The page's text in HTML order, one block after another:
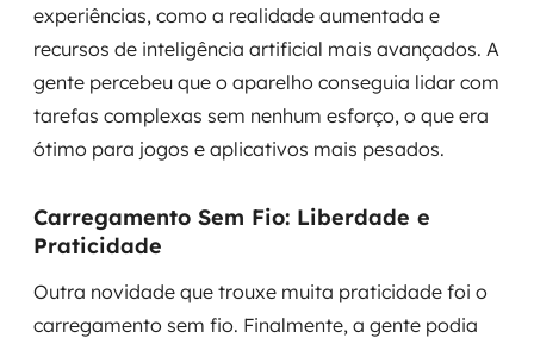
experiências, como a realidade aumentada e
recursos de inteligência artificial mais avançados. A
gente percebeu que o aparelho conseguia lidar com
tarefas complexas sem nenhum esforço, o que era
ótimo para jogos e aplicativos mais pesados.
Carregamento Sem Fio: Liberdade e
Praticidade
Outra novidade que trouxe muita praticidade foi o
carregamento sem fio. Finalmente, a gente podia